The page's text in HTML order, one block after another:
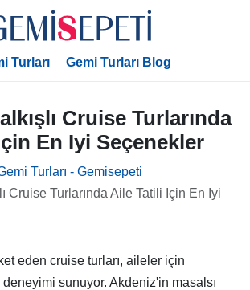
Turları Gemi Turları Blog
Cruise Turlarında
En Iyi Seçenekler
Turları - Gemisepeti
Cruise Turlarında Aile Tatili Için En Iyi
eden cruise turları, aileler için
sunuyor. Akdeniz'in masalsı